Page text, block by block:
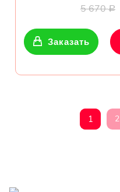
5 670Р
Заказать
1 2